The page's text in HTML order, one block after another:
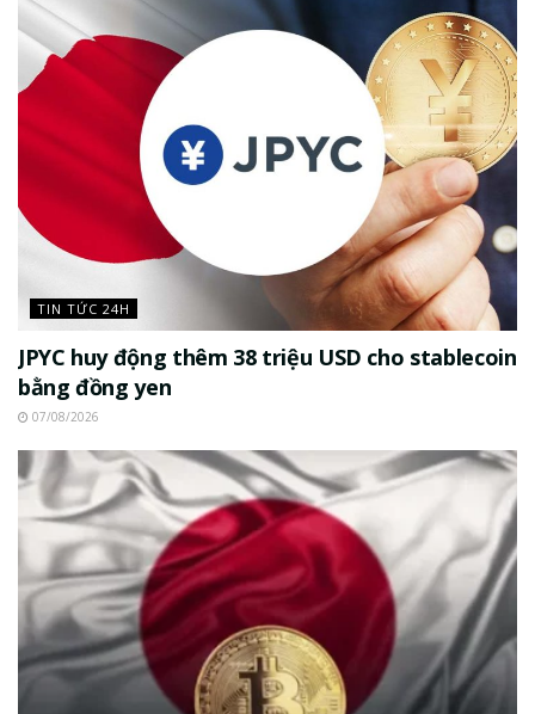
TIN TỨC 24H
JPYC huy động thêm 38 triệu USD cho stablecoin
bằng đồng yen
07/08/2026